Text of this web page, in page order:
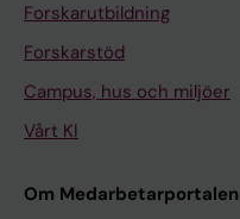
Forskarutbildning
Forskarstöd
Campus, hus och miljöer
Vårt KI
Om Medarbetarportalen